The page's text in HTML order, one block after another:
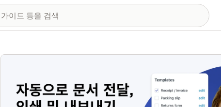
추천 이미지 갤러리